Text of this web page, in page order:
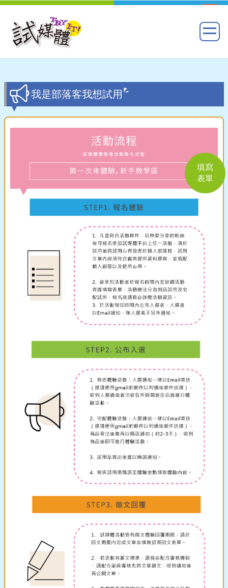
我是部落客我想試用
填寫
表單